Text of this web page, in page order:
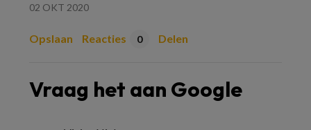
02 OKT 2020
Opslaan Reacties 0 Delen
Vraag het aan Google